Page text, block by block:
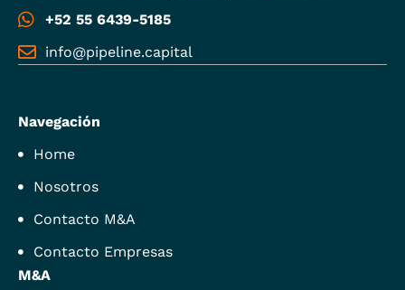
+52 55 6439-5185
info@pipeline.capital
Navegación
Home
Nosotros
Contacto M&A
Contacto Empresas
M&A